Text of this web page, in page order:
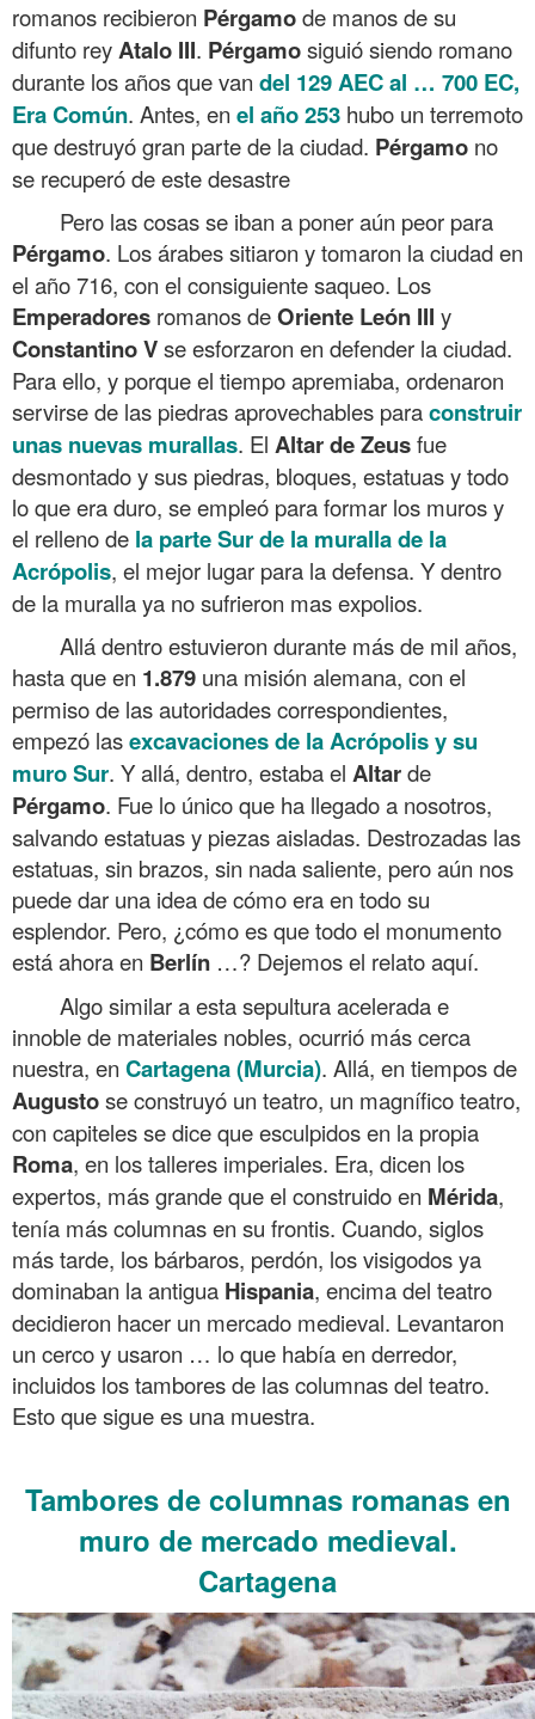
romanos recibieron Pérgamode manos de su
difunto reyAtalo III. Pérgamosiguió siendo romano
durante los años que van del 129 AEC al … 700 EC,
Era Común. Antes, en el año 253 hubo un terremoto
que destruyó gran parte de la ciudad. Pérgamo no
se recuperó de este desastre
Pero las cosas se iban a poner aún peor para
Pérgamo. Los árabes sitiaron y tomaron la ciudad en
el año 716, con el consiguiente saqueo. Los
Emperadores romanos deOriente León III y
ConstantinoVse esforzaron en defender la ciudad.
Para ello, y porque el tiempo apremiaba, ordenaron
servirse de las piedras aprovechables paraconstruir
unas nuevas murallas. El Altar de Zeusfue
desmontado y sus piedras, bloques, estatuas y todo
lo que era duro, se empleó para formar los muros y
el relleno de la parte Sur de la muralla de la
Acrópolis, el mejor lugar para la defensa. Y dentro
de la muralla ya no sufrieron mas expolios.
Allá dentro estuvieron durante más de mil años,
hasta que en 1.879 una misión alemana, con el
permiso de las autoridades correspondientes,
empezó lasexcavaciones de la Acrópolis y su
muro Sur. Y allá, dentro, estaba el Altarde
Pérgamo. Fue lo único que ha llegado a nosotros,
salvando estatuas y piezas aisladas. Destrozadas las
estatuas, sin brazos, sin nada saliente, pero aún nos
puede dar una idea de cómo era en todo su
esplendor. Pero, ¿cómo es que todo el monumento
está ahora en Berlín …? Dejemos el relato aquí.
Algo similar a esta sepultura acelerada e
innoble de materiales nobles, ocurrió más cerca
nuestra, en Cartagena (Murcia). Allá, en tiempos de
Augustose construyó un teatro, un magnífico teatro,
con capiteles se dice que esculpidos en la propia
Roma, en los talleres imperiales. Era, dicen los
expertos, más grande que el construido en Mérida,
tenía más columnas en su frontis. Cuando, siglos
más tarde, los bárbaros, perdón, los visigodos ya
dominaban la antigua Hispania, encima del teatro
decidieron hacer un mercado medieval. Levantaron
un cerco y usaron … lo que había en derredor,
incluidos los tambores de las columnas del teatro.
Esto que sigue es una muestra.
Tambores de columnas romanas en
muro de mercado medieval.
Cartagena